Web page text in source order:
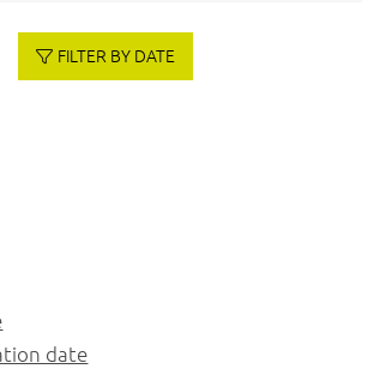
FILTER BY DATE
date